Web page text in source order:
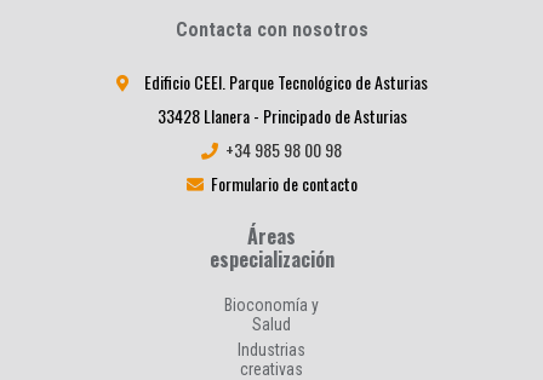
Contacta con nosotros
Edificio CEEI. Parque Tecnológico de Asturias
33428 Llanera - Principado de Asturias
+34 985 98 00 98
Formulario de contacto
Áreas
especialización
Bioconomía y
Salud
Industrias
creativas